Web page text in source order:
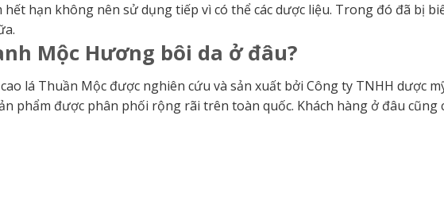
hết hạn không nên sử dụng tiếp vì có thể các dược liệu. Trong đó đã bị
Mộc Hương bôi da ở đâu?
lá Thuần Mộc được nghiên cứu và sản xuất bởi Công ty TNHH dược
phẩm được phân phối rộng rãi trên toàn quốc. Khách hàng ở đâu cũng